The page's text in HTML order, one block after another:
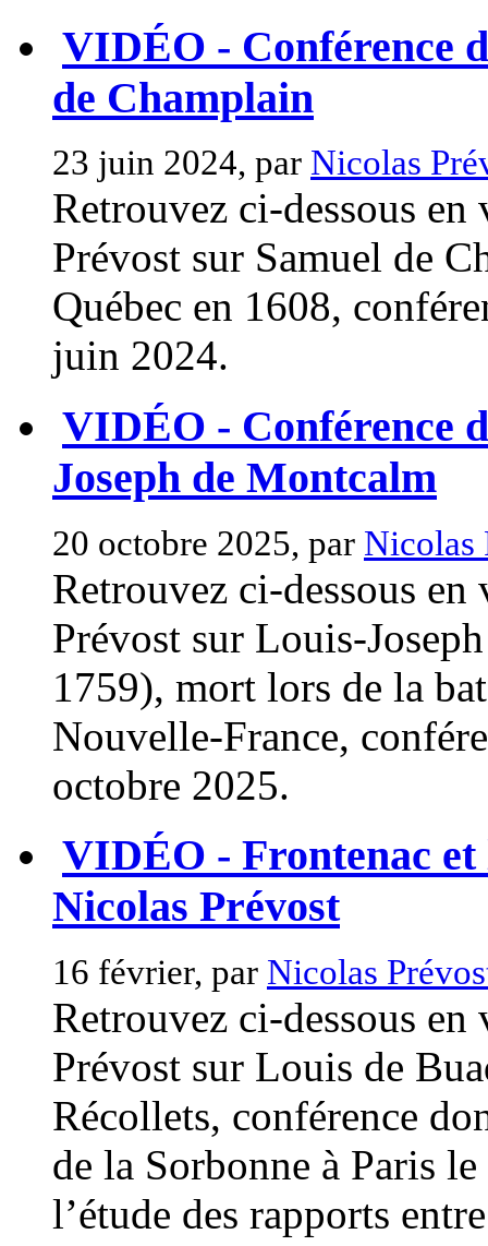
VIDÉO - Conférence
de Champlain
23 juin 2024, par Nicolas
Retrouvez ci-dessous
Prévost sur Samuel de
Québec en 1608,
juin 2024.
VIDÉO - Conférence
Joseph de Montcalm
20 octobre 2025, par Nicolas
Retrouvez ci-dessous
Prévost sur Louis-
1759), mort lors de la
Nouvelle-France,
octobre 2025.
VIDÉO - Frontenac et
Nicolas Prévost
16 février, par Nicolas
Retrouvez ci-dessous
Prévost sur Louis de
Récollets, conférence
de la Sorbonne à Paris
l’étude des rapports